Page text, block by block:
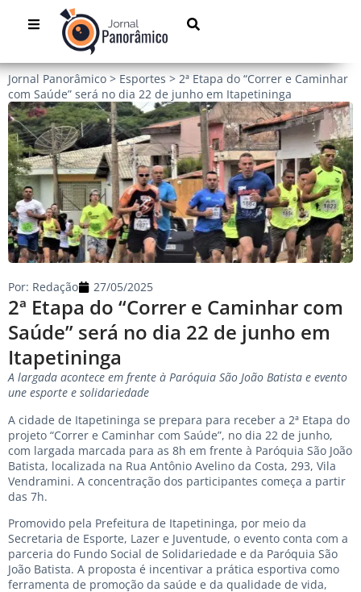
Jornal Panorâmico > Esportes > 2ª Etapa do “Correr e Caminhar
com Saúde” será no dia 22 de junho em Itapetininga
2ª Etapa do “Correr e Caminhar com
Saúde” será no dia 22 de junho em
Itapetininga
Por: Redação 27/05/2025
A largada acontece em frente à Paróquia São João Batista e evento
une esporte e solidariedade
A cidade de Itapetininga se prepara para receber a 2ª Etapa do
projeto “Correr e Caminhar com Saúde”, no dia 22 de junho,
com largada marcada para as 8h em frente à Paróquia São João
Batista, localizada na Rua Antônio Avelino da Costa, 293, Vila
Vendramini. A concentração dos participantes começa a partir
das 7h.
Promovido pela Prefeitura de Itapetininga, por meio da
Secretaria de Esporte, Lazer e Juventude, o evento conta com a
parceria do Fundo Social de Solidariedade e da Paróquia São
João Batista. A proposta é incentivar a prática esportiva como
ferramenta de promoção da saúde e da qualidade de vida,